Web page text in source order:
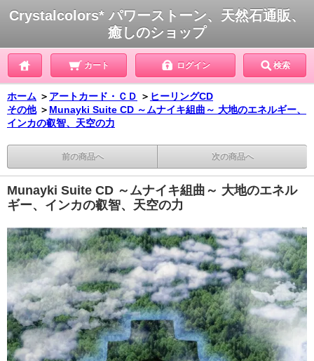
Crystalcolors* パワーストーン、天然石通販、
癒しのショップ
カート ログイン 検索
ホーム ＞ アートカード・ＣＤ ＞ ヒーリングCD
その他 ＞ Munayki Suite CD ～ムナイキ組曲～ 大地のエネルギー、
インカの叡智、天空の力
前の商品へ 次の商品へ
Munayki Suite CD ～ムナイキ組曲～ 大地のエネル
ギー、インカの叡智、天空の力